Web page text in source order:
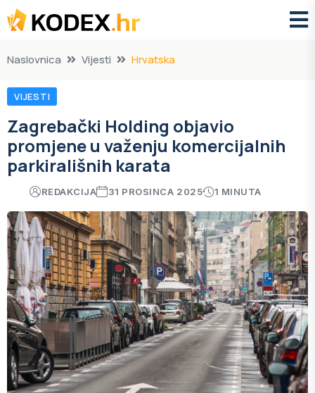
Naslovnica Vijesti Hrvatska
VIJESTI
Zagrebački Holding objavio
promjene u važenju komercijalnih
parkirališnih karata
REDAKCIJA 31 PROSINCA 2025 1 MINUTA